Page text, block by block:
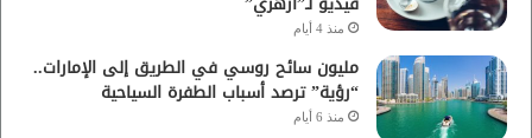
منذ 4 أيام
مليون سائح روسي في الطريق إلى الإمارات..
“رؤية” ترصد أسباب الطفرة السياحية
منذ 6 أيام